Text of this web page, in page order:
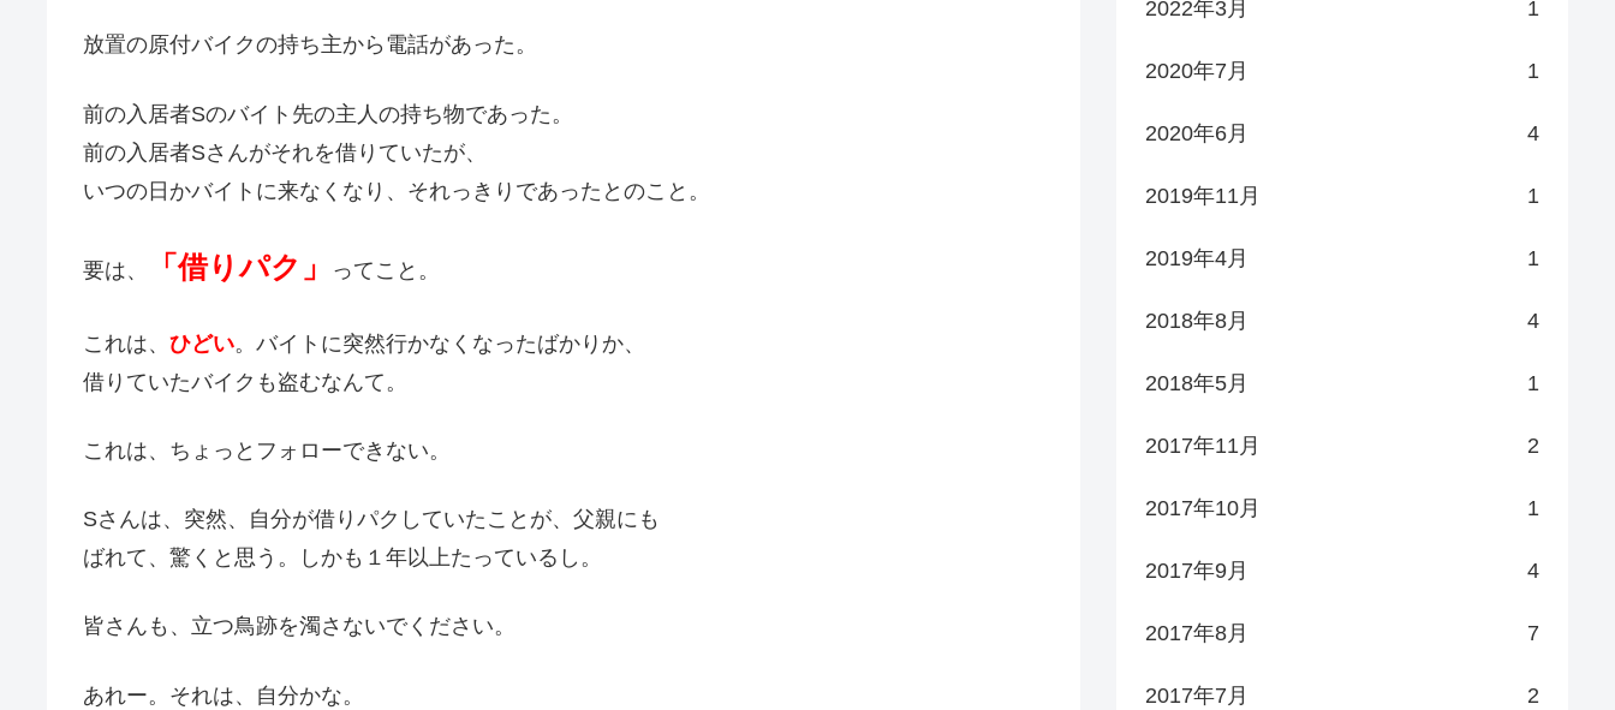
放置の原付バイクの持ち主から電話があった。
前の入居者Sのバイト先の主人の持ち物であった。
前の入居者Sさんがそれを借りていたが、
いつの日かバイトに来なくなり、それっきりであったとのこと。
要は、 「借りパク」 ってこと。
これは、 ひどい。バイトに突然行かなくなったばかりか、
借りていたバイクも盗むなんて。
これは、ちょっとフォローできない。
Sさんは、突然、自分が借りパクしていたことが、父親にも
ばれて、驚くと思う。しかも１年以上たっているし。
皆さんも、立つ鳥跡を濁さないでください。
あれー。それは、自分かな。
2022年3月 1
2020年7月 1
2020年6月 4
2019年11月 1
2019年4月 1
2018年8月 4
2018年5月 1
2017年11月 2
2017年10月 1
2017年9月 4
2017年8月 7
2017年7月 2